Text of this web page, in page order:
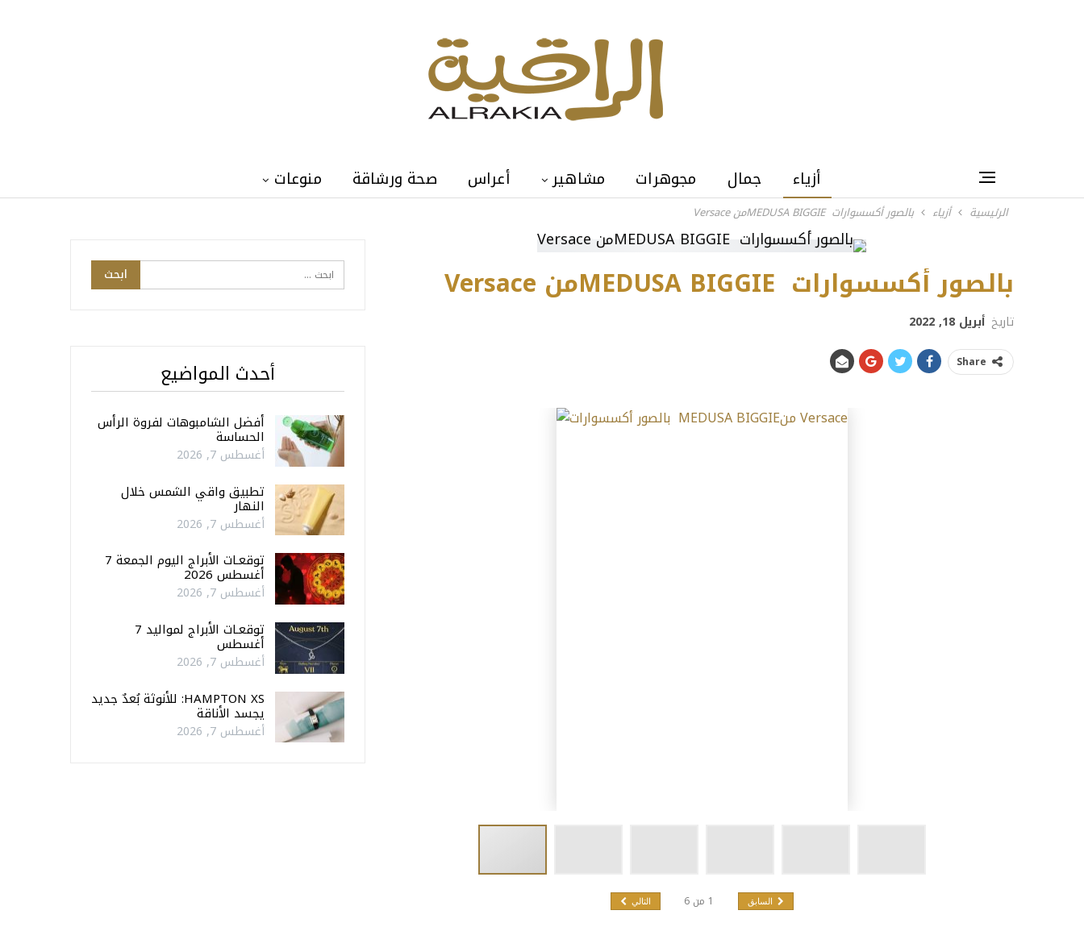
أزياء جمال مجوهرات مشاهير أعراس صحة ورشاقة منوعات
الرئيسية أزياء بالصور أكسسوارات MEDUSA BIGGIEمن Versace
بالصور أكسسوارات MEDUSA BIGGIEمن Versace
تاريخ أبريل 18, 2022
Share
السابق 1 من 6 التالي
أحدث المواضيع
أفضل الشامبوهات لفروة الرأس
الحساسة
أغسطس 7, 2026
تطبيق واقي الشمس خلال
النهار
أغسطس 7, 2026
توقعـات الأبراج اليوم الجمعة 7
أغسطس 2026
أغسطس 7, 2026
توقعـات الأبراج لمواليد 7
أغسطس
أغسطس 7, 2026
HAMPTON XS: للأنوثة بُعدٌ جديد
يجسد الأناقة
أغسطس 7, 2026